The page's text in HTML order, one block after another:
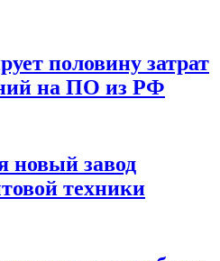
половину затрат
на ПО из РФ
новый завод
техники